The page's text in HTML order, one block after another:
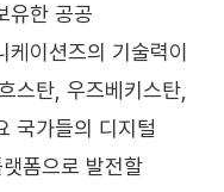
유한 공공
이션즈의 기술력이
스탄, 우즈베키스탄,
국가들의 디지털
폼으로 발전할